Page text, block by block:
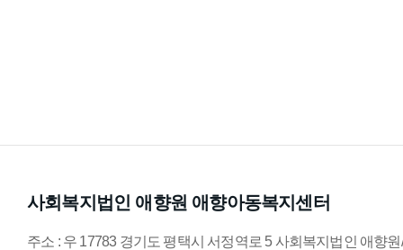
사회복지법인 애향원 애향아동복지센터
주소 : 우 17783 경기도 평택시 서정역로 5 사회복지법인 애향